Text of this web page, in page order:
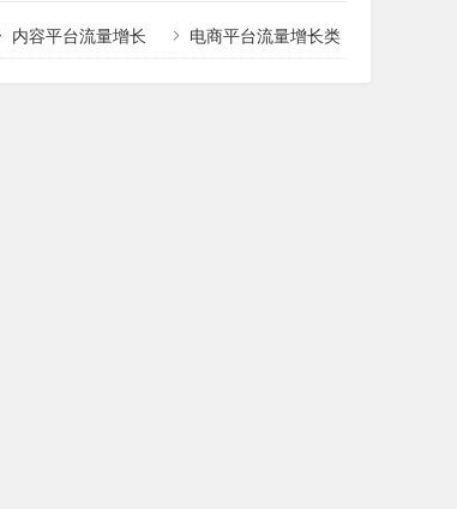
内容平台流量增长 电商平台流量增长类